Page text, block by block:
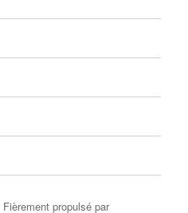
Fièrement propulsé par